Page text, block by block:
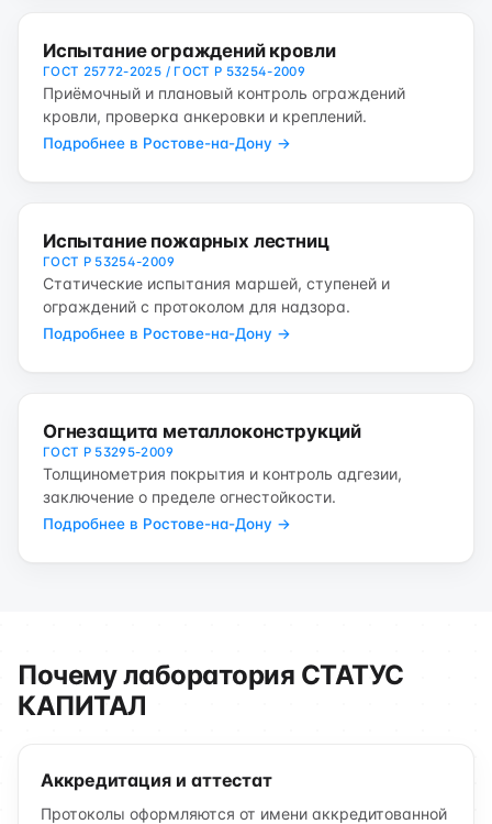
Испытание ограждений кровли
ГОСТ 25772-2025 / ГОСТ Р 53254-2009
Приёмочный и плановый контроль ограждений
кровли, проверка анкеровки и креплений.
Подробнее в Ростове-на-Дону →
Испытание пожарных лестниц
ГОСТ Р 53254-2009
Статические испытания маршей, ступеней и
ограждений с протоколом для надзора.
Подробнее в Ростове-на-Дону →
Огнезащита металлоконструкций
ГОСТ Р 53295-2009
Толщинометрия покрытия и контроль адгезии,
заключение о пределе огнестойкости.
Подробнее в Ростове-на-Дону →
Почему лаборатория СТАТУС
КАПИТАЛ
Аккредитация и аттестат
Протоколы оформляются от имени аккредитованной